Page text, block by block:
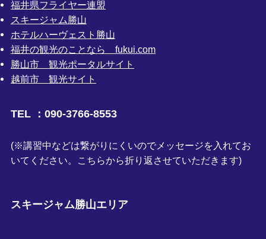
福井県フライヤー連盟
スキージャム勝山
ホテルハーヴェスト勝山
福井の観光のことなら fukui.com
勝山市 観光ポータルサイト
越前市 観光サイト
TEL ：090-3766-8553
(※講習中などは繋がりにくいのでメッセージを入れてお
いてください。こちらから折り返させていただきます)
スキージャム勝山エリア